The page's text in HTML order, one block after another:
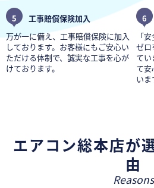
5
工事賠償保険加入
万が一に備え、工事賠償保険に加入
しております。お客様にもご安心い
ただける体制で、誠実な工事を心が
けております。
6
「
ゼロ
て
て
いま
エアコン総本店が
由
Reasons